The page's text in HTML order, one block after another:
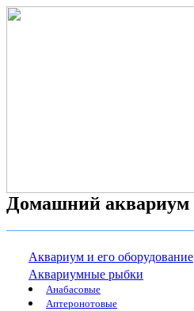
Домашний аквариум
Аквариум и его оборудование
Аквариумные рыбки
Анабасовые
Аптеронотовые